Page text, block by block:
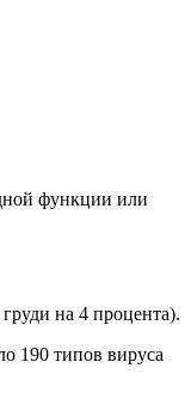
функции или
на 4 процента).
190 типов вируса